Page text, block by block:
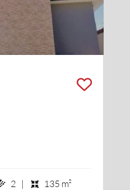
2 banheiros
2 | 135 m²